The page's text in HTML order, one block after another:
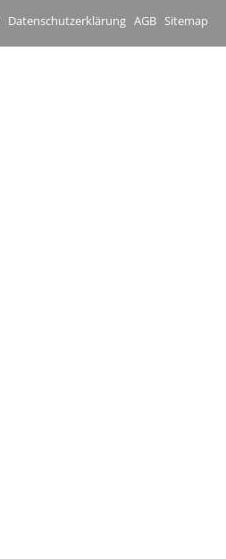
Datenschutzerklärung AGB Sitemap